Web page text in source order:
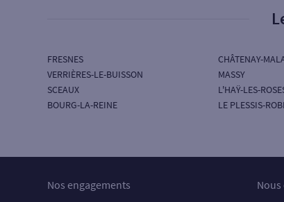
FRESNES
VERRIÈRES-LE-BUISSON
SCEAUX
BOURG-LA-REINE
CHÂTENAY-
MASSY
L'HAŸ-LES-
LE PLESSIS-
Nos engagements